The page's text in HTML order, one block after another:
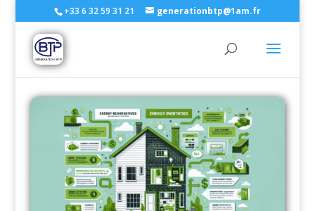
+33 6 32 59 31 21 generationbtp@1am.fr